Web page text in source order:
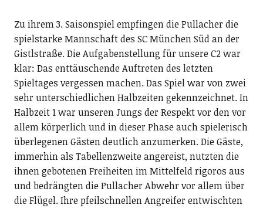
Zu ihrem 3. Saisonspiel empfingen die Pullacher die
spielstarke Mannschaft des SC München Süd an der
Gistlstraße. Die Aufgabenstellung für unsere C2 war
klar: Das enttäuschende Auftreten des letzten
Spieltages vergessen machen. Das Spiel war von zwei
sehr unterschiedlichen Halbzeiten gekennzeichnet. In
Halbzeit 1 war unseren Jungs der Respekt vor den vor
allem körperlich und in dieser Phase auch spielerisch
überlegenen Gästen deutlich anzumerken. Die Gäste,
immerhin als Tabellenzweite angereist, nutzten die
ihnen gebotenen Freiheiten im Mittelfeld rigoros aus
und bedrängten die Pullacher Abwehr vor allem über
die Flügel. Ihre pfeilschnellen Angreifer entwischten